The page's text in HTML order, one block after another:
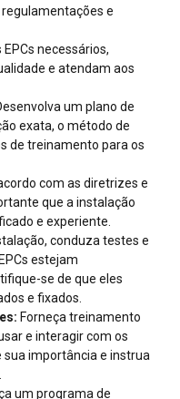
e
necessários,
e atendam aos
um plano de
exata, o método de
de treinamento para os
com as diretrizes e
que a instalação
e experiente.
conduza testes e
estejam
se de que eles
e fixados.
Forneça treinamento
e interagir com os
sua importância e instrua
um programa de